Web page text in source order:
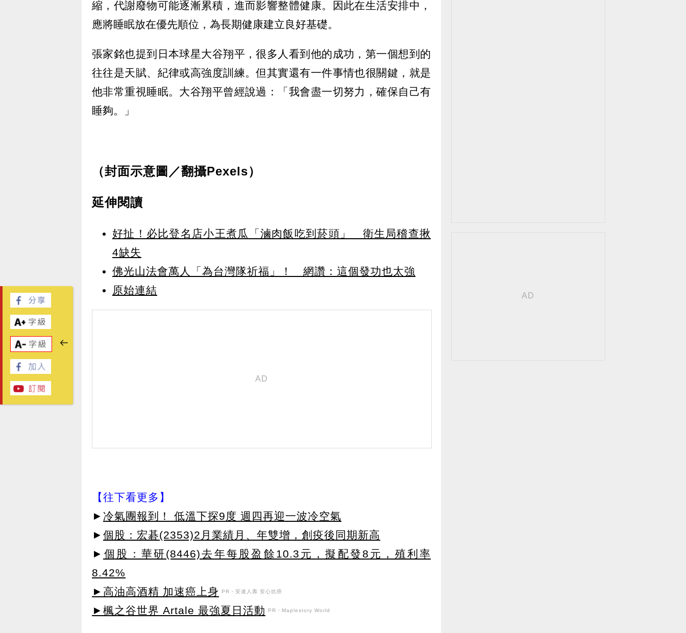
縮，代謝廢物可能逐漸累積，進而影響整體健康。因此在生活安排中，
應將睡眠放在優先順位，為長期健康建立良好基礎。
張家銘也提到日本球星大谷翔平，很多人看到他的成功，第一個想到的
往往是天賦、紀律或高強度訓練。但其實還有一件事情也很關鍵，就是
他非常重視睡眠。大谷翔平曾經說過：「我會盡一切努力，確保自己有
睡夠。」
（封面示意圖／翻攝Pexels）
延伸閱讀
好扯！必比登名店小王煮瓜「滷肉飯吃到菸頭」 衛生局稽查揪
4缺失
佛光山法會萬人「為台灣隊祈福」！ 網讚：這個發功也太強
原始連結
【往下看更多】
► 冷氣團報到！ 低溫下探9度 週四再迎一波冷空氣
► 個股：宏碁(2353)2月業績月、年雙增，創疫後同期新高
► 個股：華研(8446)去年每股盈餘10.3元，擬配發8元，殖利率
8.42%
►高油高酒精 加速癌上身
PR・安達人壽 安心抗癌
►楓之谷世界 Artale 最強夏日活動 PR・Maplestory World